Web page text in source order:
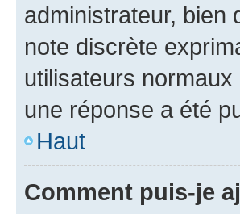
administrateur, bien
note discrète
utilisateurs
une réponse a été
Haut
Comment puis-je